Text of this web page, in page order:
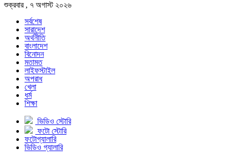
শুক্রবার , ৭ অগাস্ট ২০২৬
সর্বশেষ
সারাদেশ
অর্থনীতি
বাংলাদেশ
বিনোদন
মতামত
লাইফস্টাইল
অপরাধ
খেলা
ধর্ম
শিক্ষা
ভিডিও স্টোরি
ফটো স্টোরি
ফটোগ্যালারি
ভিডিও গ্যালারি